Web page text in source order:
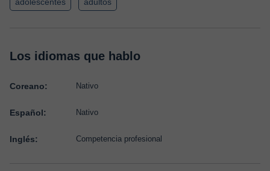
Los idiomas que hablo
Coreano: Nativo
Español: Nativo
Inglés: Competencia profesional